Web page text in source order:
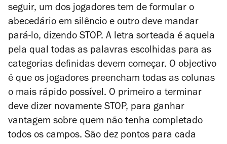
seguir, um dos jogadores tem de formular o
abecedário em silêncio e outro deve mandar
pará-lo, dizendo STOP. A letra sorteada é aquela
pela qual todas as palavras escolhidas para as
categorias definidas devem começar. O objectivo
é que os jogadores preencham todas as colunas
o mais rápido possível. O primeiro a terminar
deve dizer novamente STOP, para ganhar
vantagem sobre quem não tenha completado
todos os campos. São dez pontos para cada